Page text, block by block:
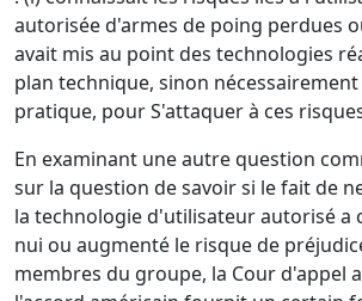
autorisée d'armes de poing perdues
avait mis au point des technologies
plan technique, sinon
pratique, pour S'attaquer à ces
En examinant une autre question
sur la question de savoir si le fait de
la technologie d'utilisateur autorisé a
nui ou augmenté le risque de
membres du groupe, la Cour d'appel